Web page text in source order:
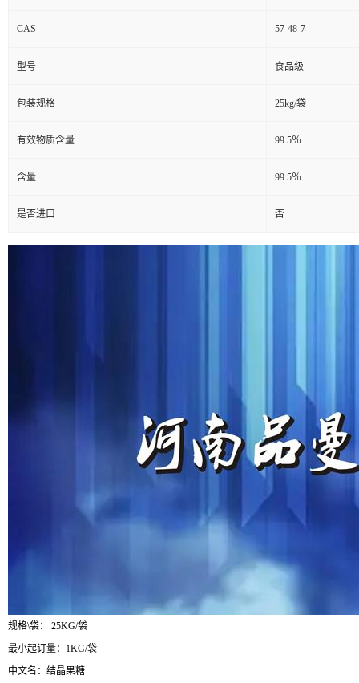
CAS 57-48-7
型号 食品级
包装规格 25kg/袋
有效物质含量 99.5％
含量 99.5％
是否进口 否
规格\袋： 25KG/袋
最小起订量：1KG/袋
中文名：结晶果糖